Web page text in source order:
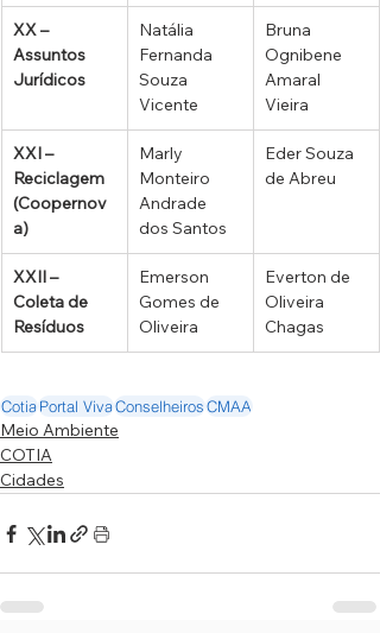
XX –
Assuntos
Jurídicos
Natália
Fernanda
Souza
Vicente
Bruna
Ognibene
Amaral
Vieira
XXI –
Reciclagem
(Coopernov
a)
Marly
Monteiro
Andrade
dos Santos
Eder Souza
de Abreu
XXII –
Coleta de
Resíduos
Emerson
Gomes de
Oliveira
Everton de
Oliveira
Chagas
CotiaPortal VivaConselheirosCMAA
Meio Ambiente
COTIA
Cidades